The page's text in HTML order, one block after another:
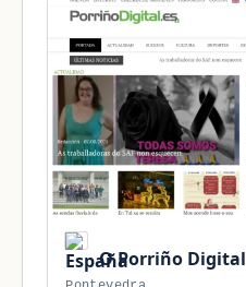
O Porriño Digital